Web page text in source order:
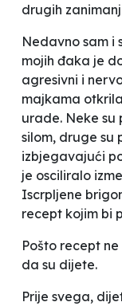
drugih
Nedavno sam i
mojih đaka je
agresivni i
majkama
urade. Neke
silom, druge su
izbjegavajući
je osciliralo
Iscrpljene
recept kojim bi
Pošto recept
da su dijete.
Prije svega,